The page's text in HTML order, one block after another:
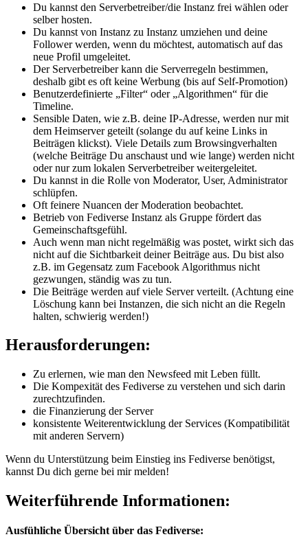
Du kannst den Serverbetreiber/die Instanz frei wählen oder
selber hosten.
Du kannst von Instanz zu Instanz umziehen und deine
Follower werden, wenn du möchtest, automatisch auf das
neue Profil umgeleitet.
Der Serverbetreiber kann die Serverregeln bestimmen,
deshalb gibt es oft keine Werbung (bis auf Self-Promotion)
Benutzerdefinierte „Filter“ oder „Algorithmen“ für die
Timeline.
Sensible Daten, wie z.B. deine IP-Adresse, werden nur mit
dem Heimserver geteilt (solange du auf keine Links in
Beiträgen klickst). Viele Details zum Browsingverhalten
(welche Beiträge Du anschaust und wie lange) werden nicht
oder nur zum lokalen Serverbetreiber weitergeleitet.
Du kannst in die Rolle von Moderator, User, Administrator
schlüpfen.
Oft feinere Nuancen der Moderation beobachtet.
Betrieb von Fediverse Instanz als Gruppe fördert das
Gemeinschaftsgefühl.
Auch wenn man nicht regelmäßig was postet, wirkt sich das
nicht auf die Sichtbarkeit deiner Beiträge aus. Du bist also
z.B. im Gegensatz zum Facebook Algorithmus nicht
gezwungen, ständig was zu tun.
Die Beiträge werden auf viele Server verteilt. (Achtung eine
Löschung kann bei Instanzen, die sich nicht an die Regeln
halten, schwierig werden!)
Herausforderungen:
Zu erlernen, wie man den Newsfeed mit Leben füllt.
Die Kompexität des Fediverse zu verstehen und sich darin
zurechtzufinden.
die Finanzierung der Server
konsistente Weiterentwicklung der Services (Kompatibilität
mit anderen Servern)
Wenn du Unterstützung beim Einstieg ins Fediverse benötigst,
kannst Du dich gerne bei mir melden!
Weiterführende Informationen:
Ausfühliche Übersicht über das Fediverse: